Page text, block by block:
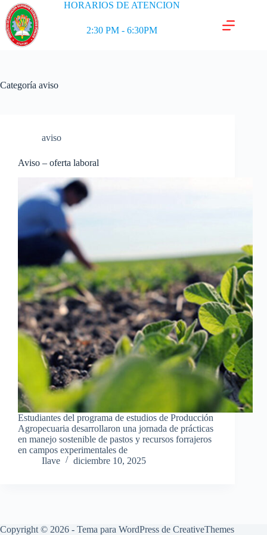
HORARIOS DE ATENCION
2:30 PM - 6:30PM
Categoría aviso
aviso
Aviso – oferta laboral
Estudiantes del programa de estudios de Producción
Agropecuaria desarrollaron una jornada de prácticas
en manejo sostenible de pastos y recursos forrajeros
en campos experimentales de
Ilave
diciembre 10, 2025
Copyright © 2026 - Tema para WordPress de CreativeThemes